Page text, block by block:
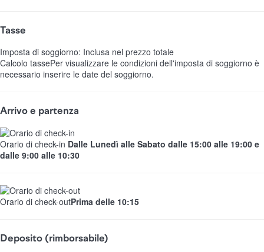
Tasse
Imposta di soggiorno: Inclusa nel prezzo totale
Calcolo tassePer visualizzare le condizioni dell'imposta di soggiorno è
necessario inserire le date del soggiorno.
Arrivo e partenza
Orario di check-in Dalle Lunedì alle Sabato dalle 15:00 alle 19:00 e
dalle 9:00 alle 10:30
Orario di check-outPrima delle 10:15
Deposito (rimborsabile)